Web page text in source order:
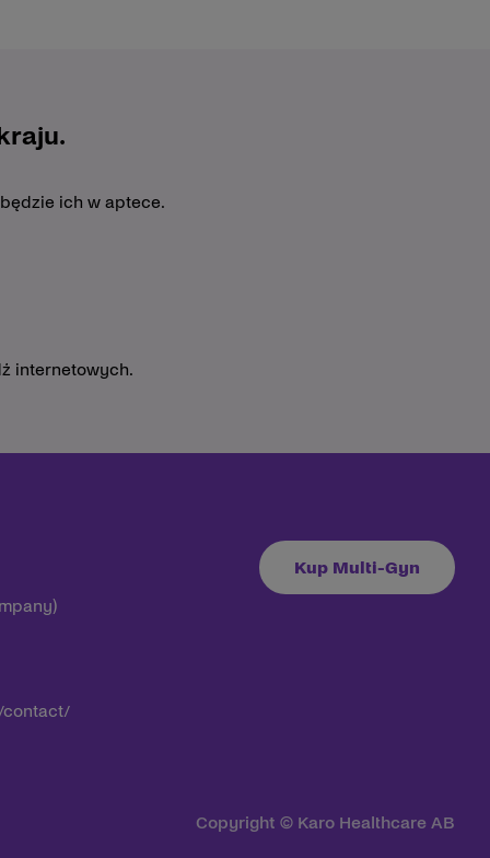
ich w aptece.
internetowych.
contact/
Kup Multi-Gyn
Copyright © Karo Healthcare AB